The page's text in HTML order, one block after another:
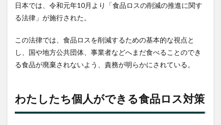
日本では、令和元年10月より「食品ロスの削減の推進に関す
る法律」が施行された。
この法律では、食品ロスを削減するための基本的な視点と
し、国や地方公共団体、事業者などへまだ食べることのでき
る食品が廃棄されないよう、責務が明らかにされている。
わたしたち個人ができる食品ロス対策